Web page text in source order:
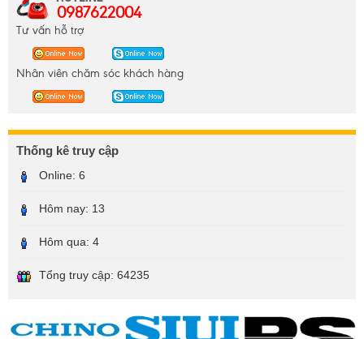
0987622004
Tư vấn hỗ trợ
Nhân viên chăm sóc khách hàng
Thống kê truy cập
Online: 6
Hôm nay: 13
Hôm qua: 4
Tổng truy cập: 64235